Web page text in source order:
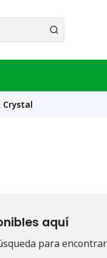
Crystal
aquí
para